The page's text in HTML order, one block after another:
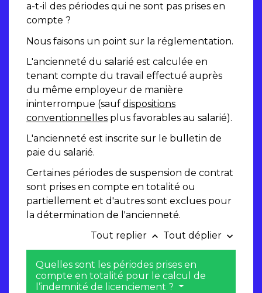
a-t-il des périodes qui ne sont pas prises en
compte ?
Nous faisons un point sur la réglementation.
L'ancienneté du salarié est calculée en
tenant compte du travail effectué auprès
du même employeur de manière
ininterrompue (sauf dispositions
conventionnelles plus favorables au salarié).
L'ancienneté est inscrite sur le bulletin de
paie du salarié.
Certaines périodes de suspension de contrat
sont prises en compte en totalité ou
partiellement et d'autres sont exclues pour
la détermination de l'ancienneté.
Tout replier keyboard_arrow_up Tout déplier keyboard_arrow_down
Quelles sont les périodes prises en
compte en totalité pour le calcul de
l’indemnité de licenciement ?